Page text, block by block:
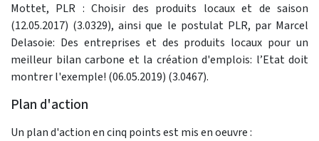
Mottet, PLR : Choisir des produits locaux et de saison
(12.05.2017) (3.0329), ainsi que le postulat PLR, par Marcel
Delasoie: Des entreprises et des produits locaux pour un
meilleur bilan carbone et la création d'emplois: l’Etat doit
montrer l'exemple! (06.05.2019) (3.0467).
Plan d'action
Un plan d'action en cinq points est mis en oeuvre :